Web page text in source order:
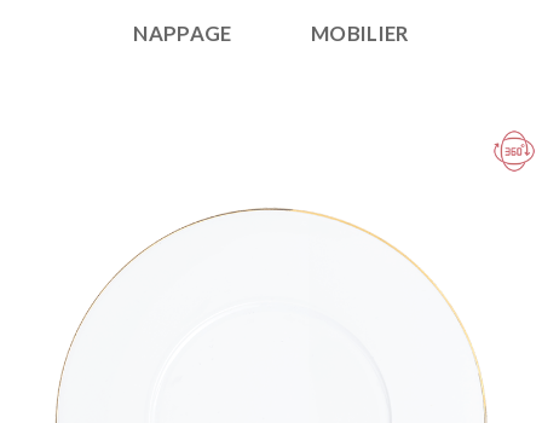
NAPPAGE MOBILIER